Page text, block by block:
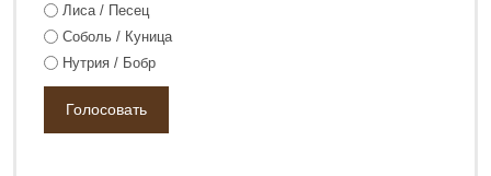
Лиса / Песец
Соболь / Куница
Нутрия / Бобр